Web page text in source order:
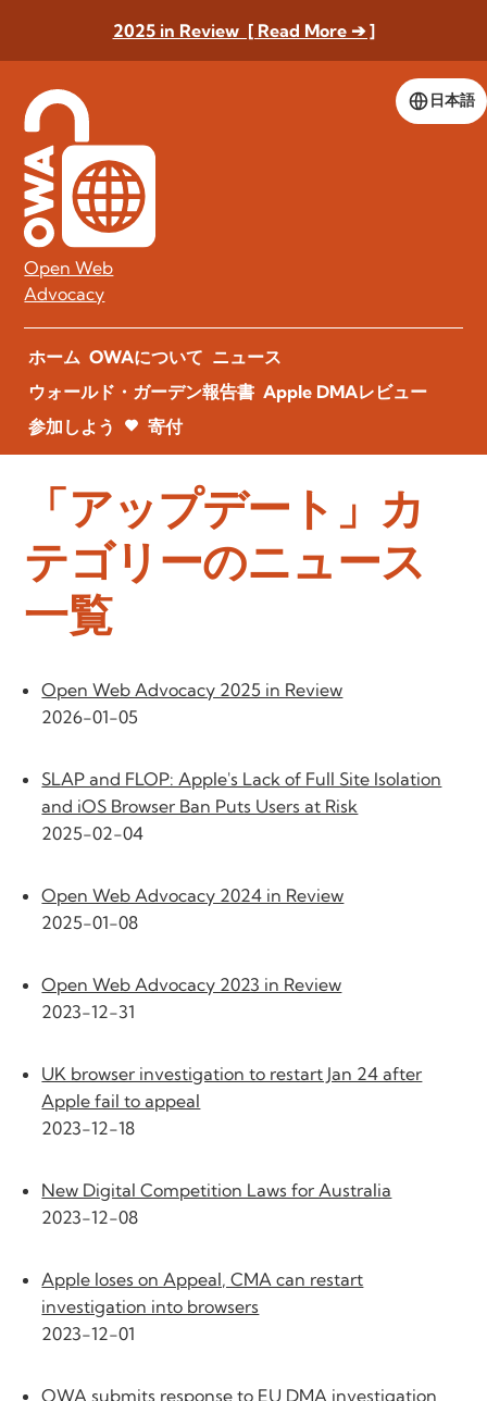
2025 in Review [ Read More ➔ ]
日本語
Open Web
Advocacy
ホーム OWAについて ニュース
ウォールド・ガーデン報告書 Apple DMAレビュー
参加しよう
寄付
「アップデート」カ
テゴリーのニュース
一覧
Open Web Advocacy 2025 in Review
2026-01-05
SLAP and FLOP: Apple's Lack of Full Site Isolation
and iOS Browser Ban Puts Users at Risk
2025-02-04
Open Web Advocacy 2024 in Review
2025-01-08
Open Web Advocacy 2023 in Review
2023-12-31
UK browser investigation to restart Jan 24 after
Apple fail to appeal
2023-12-18
New Digital Competition Laws for Australia
2023-12-08
Apple loses on Appeal, CMA can restart
investigation into browsers
2023-12-01
OWA submits response to EU DMA investigation